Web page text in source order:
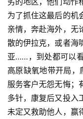
为了抓住这最后的机
亲情，奔赴海外，无
散的伊拉克，或者海
亚……，到处都可以
高原缺氧地带开局
服务客户无怨无悔；
多针，康复后又投入
未定又救助他人，赢